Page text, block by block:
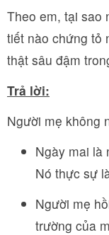
Theo em, tại sao
tiết nào chứng tỏ
thật sâu đậm
Trả lời:
Người mẹ không
Ngày mai là
Nó thực sự
Người mẹ
trường của